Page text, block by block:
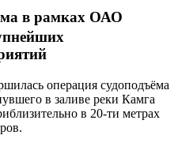
в рамках ОАО
операция судоподъёма
в заливе реки Камга
в 20-ти метрах